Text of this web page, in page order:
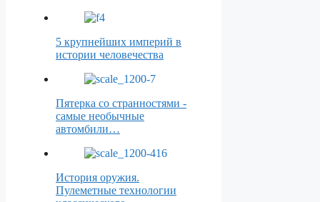
5 крупнейших империй в
истории человечества
Пятерка со странностями -
самые необычные
автомбили…
История оружия.
Пулеметные технологии